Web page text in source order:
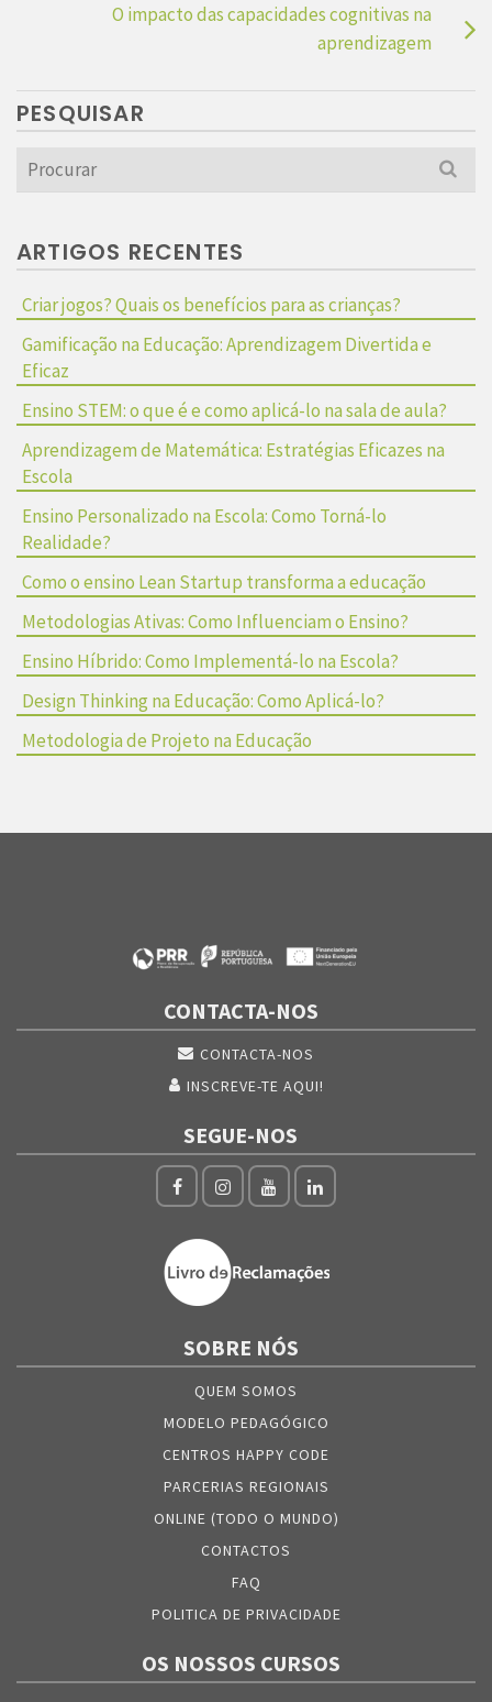
O impacto das capacidades cognitivas na
aprendizagem
PESQUISAR
Search
for:
ARTIGOS RECENTES
Criar jogos? Quais os benefícios para as crianças?
Gamificação na Educação: Aprendizagem Divertida e
Eficaz
Ensino STEM: o que é e como aplicá-lo na sala de aula?
Aprendizagem de Matemática: Estratégias Eficazes na
Escola
Ensino Personalizado na Escola: Como Torná-lo
Realidade?
Como o ensino Lean Startup transforma a educação
Metodologias Ativas: Como Influenciam o Ensino?
Ensino Híbrido: Como Implementá-lo na Escola?
Design Thinking na Educação: Como Aplicá-lo?
Metodologia de Projeto na Educação
CONTACTA-NOS
CONTACTA-NOS
INSCREVE-TE AQUI!
SEGUE-NOS
SOBRE NÓS
QUEM SOMOS
MODELO PEDAGÓGICO
CENTROS HAPPY CODE
PARCERIAS REGIONAIS
ONLINE (TODO O MUNDO)
CONTACTOS
FAQ
POLITICA DE PRIVACIDADE
OS NOSSOS CURSOS